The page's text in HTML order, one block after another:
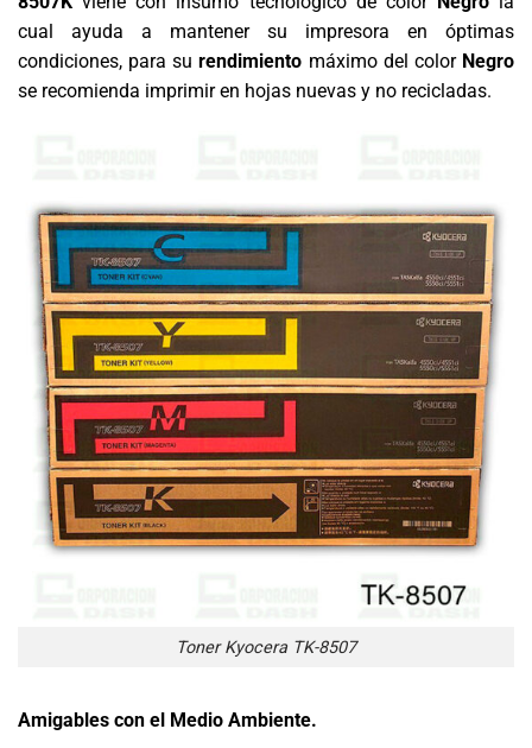
cual ayuda a mantener su impresora en óptimas
condiciones, para surendimiento máximo del color Negro
se recomienda imprimir en hojas nuevas y no recicladas.
Toner Kyocera TK-8507
Amigables con el Medio Ambiente.